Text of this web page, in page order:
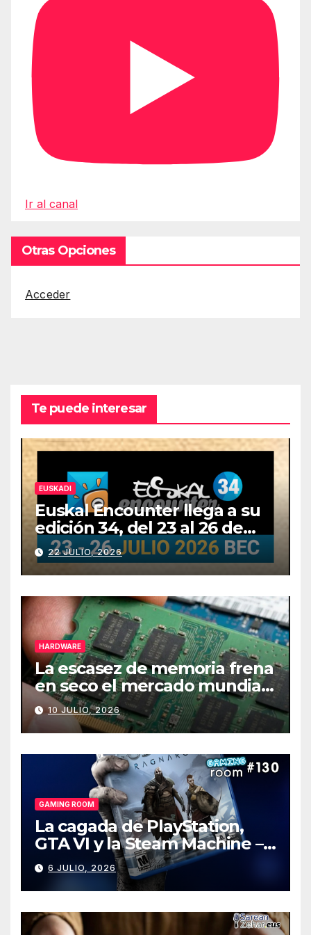
Ir al canal
Otras Opciones
Acceder
Te puede interesar
EUSKADI
Euskal Encounter llega a su
edición 34, del 23 al 26 de
julio
22 JULIO, 2026
HARDWARE
La escasez de memoria frena
en seco el mercado mundial
de PCs
10 JULIO, 2026
GAMING ROOM
La cagada de PlayStation,
GTA VI y la Steam Machine –
Gaming Room #130
6 JULIO, 2026